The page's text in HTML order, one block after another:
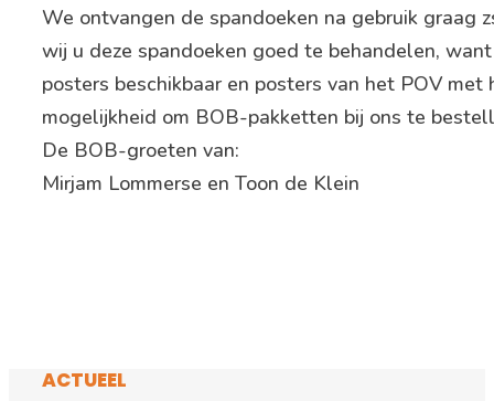
We ontvangen de spandoeken na gebruik graag
wij u deze spandoeken goed te behandelen,
posters beschikbaar en posters van het POV
mogelijkheid om BOB-pakketten bij ons te
De BOB-groeten van:
Mirjam Lommerse en Toon de Klein
ACTUEEL